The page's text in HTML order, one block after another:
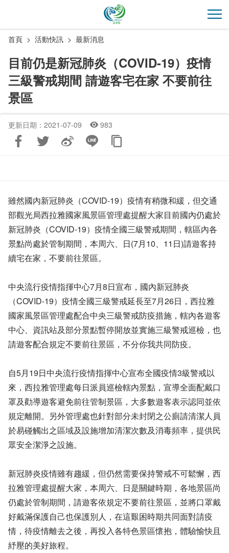
主
開
首頁 活動快訊 最新消息
目前仍是新冠肺炎（COVID-19）疫情
三級警戒期間 請遊客宅在家 不要前往
景區
更新日期：2021-07-09 983
雖然國內新冠肺炎（COVID-19）疫情有稍微和緩，但交通
部觀光局西拉雅國家風景區管理處提醒大家目前國內仍處於
新冠肺炎（COVID-19）疫情全國三級警戒期間，轄區內各
景點尚處於管制期間，本周六、日(7月10、11日)請遊客持
續宅在家，不要前往景區。
中央流行疫情指揮中心7月8日宣布，國內新冠肺炎
（COVID-19）疫情全國三級警戒延長至7月26日，西拉雅
國家風景區管理處配合中央三級警戒防疫措施，轄內各遊客
中心、資訊站及部分景點暫停開放並實施三級警戒巡檢，也
請遊客配合規定不要前往景區，不分你我共同防疫。
自5月19日中央流行疫情指揮中心宣布全國疫情3級警戒以
來，西拉雅管理處每日派員巡檢轄內景點，宣導全面配戴口
罩及勸導遊客避免前往管制景區，大多數遊客表示認同並依
規定離開。另外管理處也針對部分未封閉之公廁請清潔人員
於易碰觸出之區域及設施增加清潔次數及消毒頻率，提供民
眾安全潔淨之設施。
新冠肺炎疫情雖有趨緩，但仍然需要保持警戒不可鬆懈，西
拉雅管理處提醒大家，本周六、日是關鍵時期，各地景區尚
仍處於管制期間，請遊客依規定不要前往景區，並將口罩戴
好戴滿保護自己也保護別人，在這艱困時期共同面對請疫
情，待疫情離去之後，再投入各特色景區懷抱，體驗愉快且
紓壓的美好旅程。